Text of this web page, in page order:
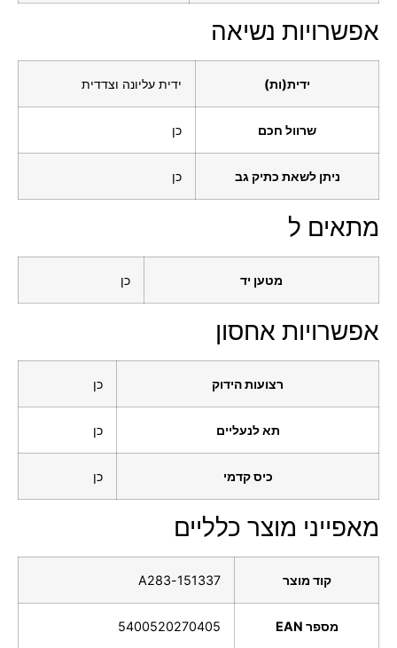
אפשרויות נשיאה
ידית(ות) ידית עליונה וצדדית
שרוול חכם כן
ניתן לשאת כתיק גב כן
מתאים ל
מטען יד כן
אפשרויות אחסון
רצועות הידוק כן
תא לנעליים כן
כיס קדמי כן
מאפייני מוצר כלליים
קוד מוצר 151337-A283
מספר EAN 5400520270405